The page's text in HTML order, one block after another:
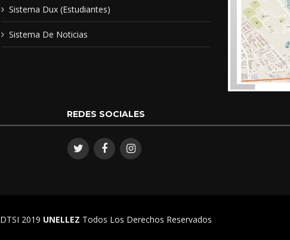
Sistema Dux (Estudiantes)
Sistema De Noticias
REDES SOCIALES
DTSI 2019 UNELLEZ Todos Los Derechos Reservados